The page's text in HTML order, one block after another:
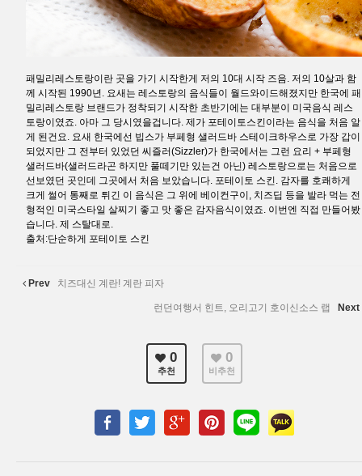
패밀리레스토랑이란 곳을 가기 시작한게 저의 10대 시작 즈음. 저의 10살과 함
께 시작된 1990년. 요새는 레스토랑의 음식들이 월드와이드해졌지만 한국에 패
밀리레스토랑 브랜드가 정착되기 시작한 초반기에는 대부분이 미국음식 레스
토랑이였죠. 아마 그 당시였을겁니다. 제가 포테이토스킨이라는 음식을 처음 알
게 된건요. 요새 한국에선 빕스가 부페형 샐러드바 스테이크하우스로 가장 갑이
되었지만 그 전부터 있었던 씨즐러(Sizzler)가 한국에서는 그런 요리 + 부페형
샐러드바(샐러드라곤 하지만 풀떼기만 있는건 아닌) 레스토랑으로는 처음으로
선보였던 곳인데 그곳에서 처음 보았습니다. 포테이토 스킨. 감자를 호쾌하게
크게 썰어 통째로 튀긴 이 음식은 그 위에 베이컨구이, 치즈딥 등을 발라 먹는 전
형적인 미국스타일 살찌기 좋고 맛 좋은 감자음식이였죠. 이번엔 직접 만들어봤
습니다. 제 스탈대로.
출처:단순하게 포테이토 스킨
Prev 치즈대신 계란! 계란 피자
런던여행서 힌트, 오리고기 호이신소스 랩 Next
0
추천
0
비추천